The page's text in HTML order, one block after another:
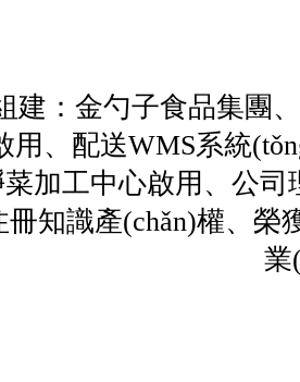
建：金勺子食品集團
用、配送WMS系統
加工中心啟用、公
冊知識產(chǎn)權、榮
業